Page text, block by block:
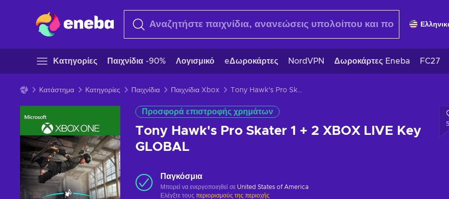
Κατηγορίες Παιχνίδια -90% Λογισμικό eΔωροκάρτες NordVPN Δωροκάρτες Eneba FC27
Κατάστημα Κατηγορίες Παιχνίδια Παιχνίδια Xbox Tony Hawk's Pro Skater 1 + 2 XBOX LIVE Key GLOBAL
Προσφορά επιστροφής χρημάτων
Tony Hawk's Pro Skater 1 + 2 XBOX LIVE Key
GLOBAL
Παγκόσμια
Μπορεί να ενεργοποιηθεί σε United States of America
Ελέγξτε τους περιορισμούς της περιοχής